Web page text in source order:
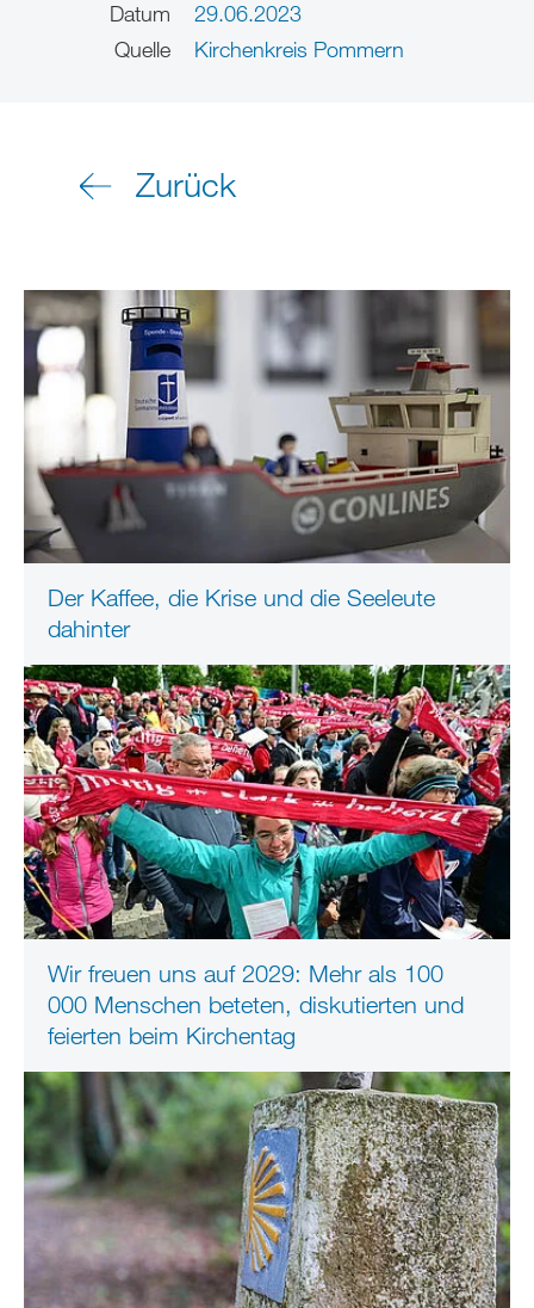
Datum
29.06.2023
Quelle
Kirchenkreis Pommern
Zurück
Der Kaffee, die Krise und die Seeleute
dahinter
Wir freuen uns auf 2029: Mehr als 100
000 Menschen beteten, diskutierten und
feierten beim Kirchentag